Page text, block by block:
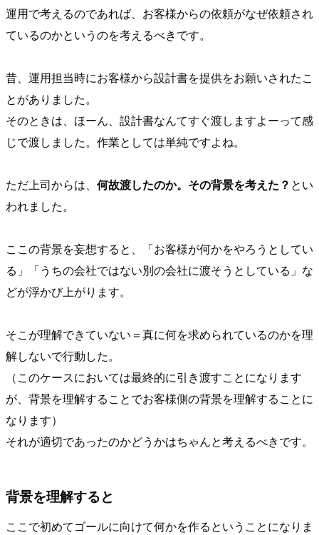
運用で考えるのであれば、お客様からの依頼がなぜ依頼され
ているのかというのを考えるべきです。
昔、運用担当時にお客様から設計書を提供をお願いされたこ
とがありました。
そのときは、ほーん、設計書なんてすぐ渡しますよーって感
じで渡しました。作業としては単純ですよね。
ただ上司からは、 何故渡したのか。その背景を考えた？ とい
われました。
ここの背景を妄想すると、「お客様が何かをやろうとしてい
る」「うちの会社ではない別の会社に渡そうとしている」な
どが浮かび上がります。
そこが理解できていない＝真に何を求められているのかを理
解しないで行動した。
（このケースにおいては最終的に引き渡すことになります
が、背景を理解することでお客様側の背景を理解することに
なります）
それが適切であったのかどうかはちゃんと考えるべきです。
背景を理解すると
ここで初めてゴールに向けて何かを作るということになりま